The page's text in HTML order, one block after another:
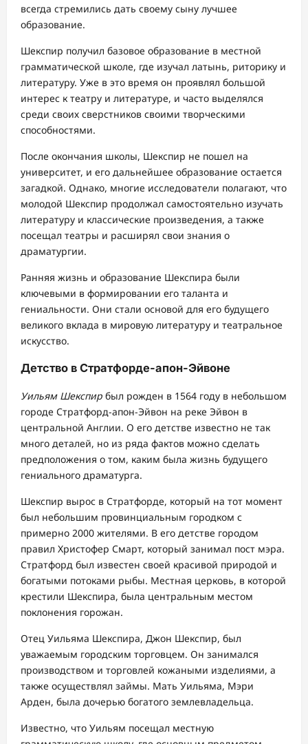
всегда стремились дать своему сыну лучшее
образование.
Шекспир получил базовое образование в местной
грамматической школе, где изучал латынь, риторику и
литературу. Уже в это время он проявлял большой
интерес к театру и литературе, и часто выделялся
среди своих сверстников своими творческими
способностями.
После окончания школы, Шекспир не пошел на
университет, и его дальнейшее образование остается
загадкой. Однако, многие исследователи полагают, что
молодой Шекспир продолжал самостоятельно изучать
литературу и классические произведения, а также
посещал театры и расширял свои знания о
драматургии.
Ранняя жизнь и образование Шекспира были
ключевыми в формировании его таланта и
гениальности. Они стали основой для его будущего
великого вклада в мировую литературу и театральное
искусство.
Детство в Стратфорде-апон-Эйвоне
Уильям Шекспир был рожден в 1564 году в небольшом
городе Стратфорд-апон-Эйвон на реке Эйвон в
центральной Англии. О его детстве известно не так
много деталей, но из ряда фактов можно сделать
предположения о том, каким была жизнь будущего
гениального драматурга.
Шекспир вырос в Стратфорде, который на тот момент
был небольшим провинциальным городком с
примерно 2000 жителями. В его детстве городом
правил Христофер Смарт, который занимал пост мэра.
Стратфорд был известен своей красивой природой и
богатыми потоками рыбы. Местная церковь, в которой
крестили Шекспира, была центральным местом
поклонения горожан.
Отец Уильяма Шекспира, Джон Шекспир, был
уважаемым городским торговцем. Он занимался
производством и торговлей кожаными изделиями, а
также осуществлял займы. Мать Уильяма, Мэри
Арден, была дочерью богатого землевладельца.
Известно, что Уильям посещал местную